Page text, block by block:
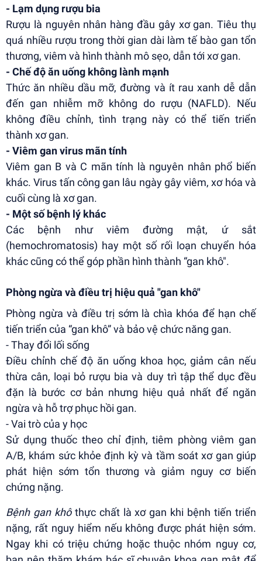
- Lạm dụng rượu bia
Rượu là nguyên nhân hàng đầu gây xơ gan. Tiêu thụ
quá nhiều rượu trong thời gian dài làm tế bào gan tổn
thương, viêm và hình thành mô sẹo, dẫn tới xơ gan.
- Chế độ ăn uống không lành mạnh
Thức ăn nhiều dầu mỡ, đường và ít rau xanh dễ dẫn
đến gan nhiễm mỡ không do rượu (NAFLD). Nếu
không điều chỉnh, tình trạng này có thể tiến triển
thành xơ gan.
- Viêm gan virus mãn tính
Viêm gan B và C mãn tính là nguyên nhân phổ biến
khác. Virus tấn công gan lâu ngày gây viêm, xơ hóa và
cuối cùng là xơ gan.
- Một số bệnh lý khác
Các bệnh như viêm đường mật, ứ sắt
(hemochromatosis) hay một số rối loạn chuyển hóa
khác cũng có thể góp phần hình thành “gan khô".
Phòng ngừa và điều trị hiệu quả "gan khô"
Phòng ngừa và điều trị sớm là chìa khóa để hạn chế
tiến triển của “gan khô” và bảo vệ chức năng gan.
- Thay đổi lối sống
Điều chỉnh chế độ ăn uống khoa học, giảm cân nếu
thừa cân, loại bỏ rượu bia và duy trì tập thể dục đều
đặn là bước cơ bản nhưng hiệu quả nhất để ngăn
ngừa và hỗ trợ phục hồi gan.
- Vai trò của y học
Sử dụng thuốc theo chỉ định, tiêm phòng viêm gan
A/B, khám sức khỏe định kỳ và tầm soát xơ gan giúp
phát hiện sớm tổn thương và giảm nguy cơ biến
chứng nặng.
Bệnh gan khô thực chất là xơ gan khi bệnh tiến triển
nặng, rất nguy hiểm nếu không được phát hiện sớm.
Ngay khi có triệu chứng hoặc thuộc nhóm nguy cơ,